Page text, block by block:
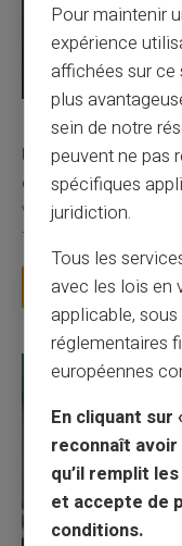
03/08/2026
Une carte
existe ?
Vous avez tapé cette
facture 50 € par an
Lire la suite
Pour maintenir
expérience
affichées sur
plus
sein de notre
peuvent ne pas
spécifiques
juridiction.
Tous les
avec les lois en
applicable,
réglementaires
européennes
En cliquant sur
reconnaît
qu’il remplit
et accepte de
conditions.